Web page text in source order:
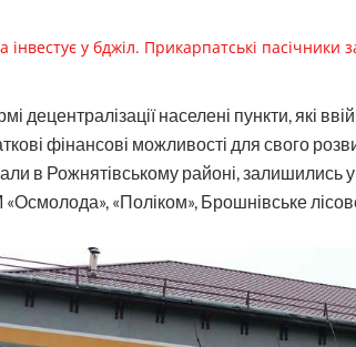
інвестує у бджіл. Прикарпатські пасічники
децентралізації населені пункти, які
фінансові можливості для свого
в Рожнятівському районі,
«Поліком», Брошнівське